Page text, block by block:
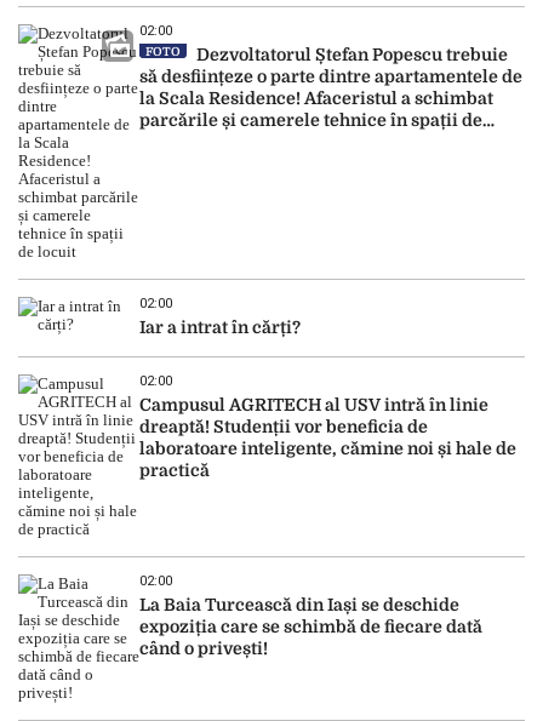
02:00
FOTO
Dezvoltatorul Ștefan Popescu trebuie
să desființeze o parte dintre apartamentele de
la Scala Residence! Afaceristul a schimbat
parcările și camerele tehnice în spații de
02:00
Iar a intrat în cărți?
02:00
Campusul AGRITECH al USV intră în linie
dreaptă! Studenții vor beneficia de
laboratoare inteligente, cămine noi și hale de
practică
02:00
La Baia Turcească din Iași se deschide
expoziția care se schimbă de fiecare dată
când o privești!